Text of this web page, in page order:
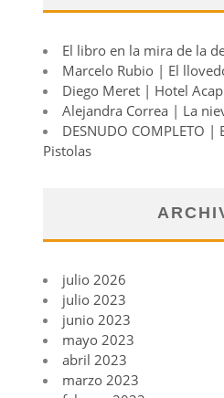
El libro en la mira de la
Marcelo Rubio | El
Diego Meret | Hotel
Alejandra Correa | La
DESNUDO COMPLETO |
Pistolas
julio 2026
julio 2023
junio 2023
mayo 2023
abril 2023
marzo 2023